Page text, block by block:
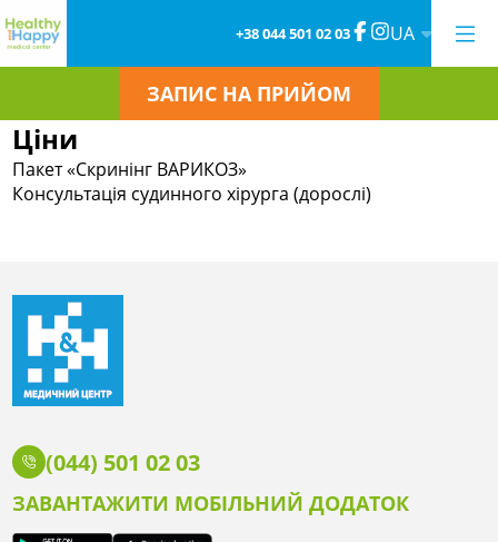
+38 044 501 02 03 UA
ЗАПИС НА ПРИЙОМ
Ціни
Пакет «Скринінг ВАРИКОЗ»
Консультація судинного хірурга (дорослі)
(044) 501 02 03
ЗАВАНТАЖИТИ МОБІЛЬНИЙ ДОДАТОК